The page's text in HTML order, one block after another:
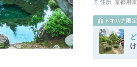
住所 京都府